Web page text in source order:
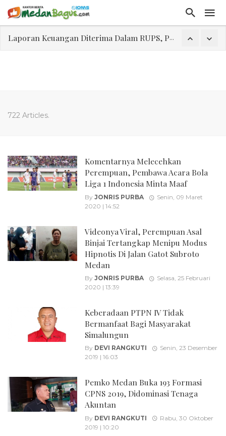
Laporan Keuangan Diterima Dalam RUPS, Pelaporan Hingga Penahanan Mantan Direktur PT GKS Dinilai Rancu
722 Articles.
Komentarnya Melecehkan
Perempuan, Pembawa Acara Bola
Liga 1 Indonesia Minta Maaf
By JONRIS PURBA
Senin, 09 Maret
2020 | 14:52
Videonya Viral, Perempuan Asal
Binjai Tertangkap Menipu Modus
Hipnotis Di Jalan Gatot Subroto
Medan
By JONRIS PURBA
Selasa, 25 Februari
2020 | 13:39
Keberadaan PTPN IV Tidak
Bermanfaat Bagi Masyarakat
Simalungun
By DEVI RANGKUTI
Senin, 23 Desember
2019 | 16:03
Pemko Medan Buka 193 Formasi
CPNS 2019, Didominasi Tenaga
Akuntan
By DEVI RANGKUTI
Rabu, 30 Oktober
2019 | 10:20